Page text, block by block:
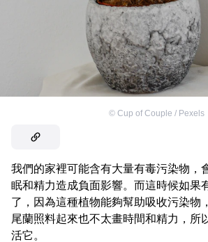
© Cup of Couple / Pexels
我們的家裡可能含有大量有毒污染物，
眠和精力造成負面影響。而這時候如果
了，因為這種植物能夠幫助吸收污染物
尾蘭照料起來也不太畫時間和精力，所
活它。